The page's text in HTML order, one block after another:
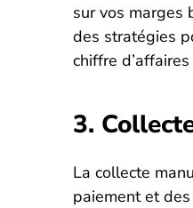
sur vos marges
des stratégies
chiffre
3.
La collecte
paiement et